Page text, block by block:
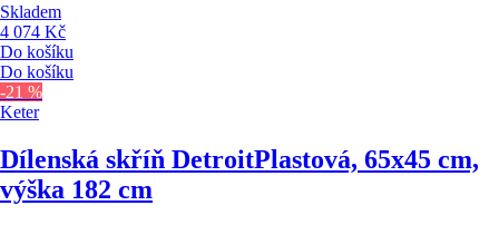
Skladem
4 074 Kč
Do košíku
Do košíku
-21 %
Keter
Dílenská skříň DetroitPlastová, 65x45 cm,
výška 182 cm